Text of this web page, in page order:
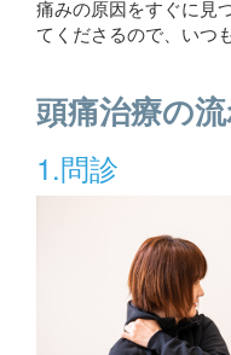
痛みの原因をすぐに見
てくださるので、いつ
頭痛治療の
1.問診